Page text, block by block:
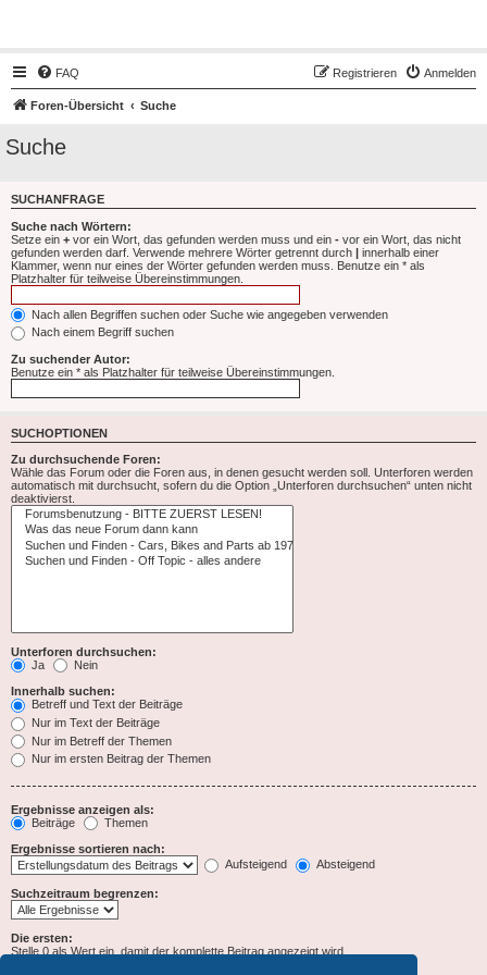
FAQ Anmelden
Registrieren
Foren-Übersicht Suche
Suche
SUCHANFRAGE
Suche nach Wörtern:
Setze ein + vor ein Wort, das gefunden werden muss und ein - vor ein Wort, das nicht
gefunden werden darf. Verwende mehrere Wörter getrennt durch | innerhalb einer
Klammer, wenn nur eines der Wörter gefunden werden muss. Benutze ein * als
Platzhalter für teilweise Übereinstimmungen.
Nach allen Begriffen suchen oder Suche wie angegeben verwenden
Nach einem Begriff suchen
Zu suchender Autor:
Benutze ein * als Platzhalter für teilweise Übereinstimmungen.
SUCHOPTIONEN
Zu durchsuchende Foren:
Wähle das Forum oder die Foren aus, in denen gesucht werden soll. Unterforen werden
automatisch mit durchsucht, sofern du die Option „Unterforen durchsuchen“ unten nicht
deaktivierst.
Unterforen durchsuchen:
Ja
Nein
Innerhalb suchen:
Betreff und Text der Beiträge
Nur im Text der Beiträge
Nur im Betreff der Themen
Nur im ersten Beitrag der Themen
Ergebnisse anzeigen als:
Beiträge
Themen
Ergebnisse sortieren nach:
Aufsteigend
Absteigend
Suchzeitraum begrenzen:
Die ersten:
Stelle 0 als Wert ein, damit der komplette Beitrag angezeigt wird.